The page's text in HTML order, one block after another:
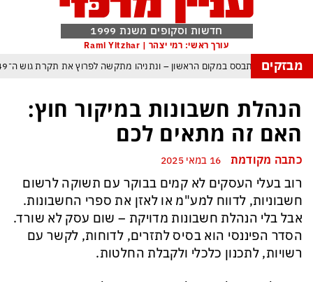
חדשות וסקופים משנת 1999
עורך ראשי: רמי יצהר | Rami Yitzhar
מבזקים
– איזנקוט מתבסס במקום הראשון – ונתניהו מתקשה לפרוץ את תקרת גוש ה־49
עם עומאן לגבי תפעול משותף של מצר הורמוז – אם טראמפ יאשר המלחמה
מי היה מאמין שבאר שבע תנצח את הכוכב האדום?
ומיירטים להגנה – טראמפ נשאר רק עם ציוצי האיום המגוחכים שלא מזיזים
גרדום כמדיניות: כך הפכה ההוצאה להורג לכלי ההרתעה המרכזי של המשטר
א-סיסי, ארדואן ושליט קטאר מכנסים פגישת ״כיפה אדומה״ לנתניהו בנושא
הנהלת חשבונות במיקור חוץ:
האם זה מתאים לכם
כתבה מקודמת
רוב בעלי העסקים לא קמים בבוקר עם תשוקה לרשום
חשבוניות, לדווח למע"מ או לאזן את ספרי החשבונות.
אבל בלי הנהלת חשבונות מדויקת – שום עסק לא שורד.
הסדר הפיננסי הוא בסיס לתזרים, לדוחות, לקשר עם
רשויות, לתכנון כלכלי ולקבלת החלטות.